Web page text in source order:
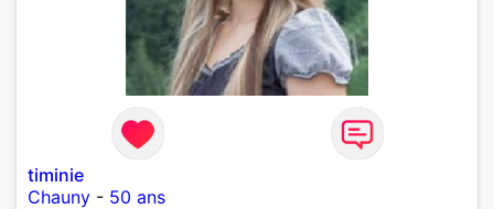
timinie
Chauny - 50 ans